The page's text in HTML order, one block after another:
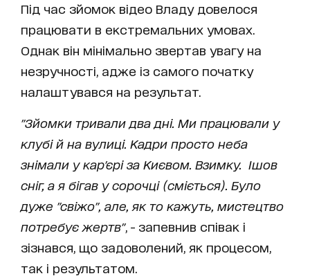
Під час зйомок відео Владу довелося
працювати в екстремальних умовах.
Однак він мінімально звертав увагу на
незручності, адже із самого початку
налаштувався на результат.
"Зйомки тривали два дні. Ми працювали у
клубі й на вулиці. Кадри просто неба
знімали у кар'єрі за Києвом. Взимку. Ішов
сніг, а я бігав у сорочці (сміється). Було
дуже "свіжо", але, як то кажуть, мистецтво
потребує жертв", - запевнив співак і
зізнався, що задоволений, як процесом,
так і результатом.